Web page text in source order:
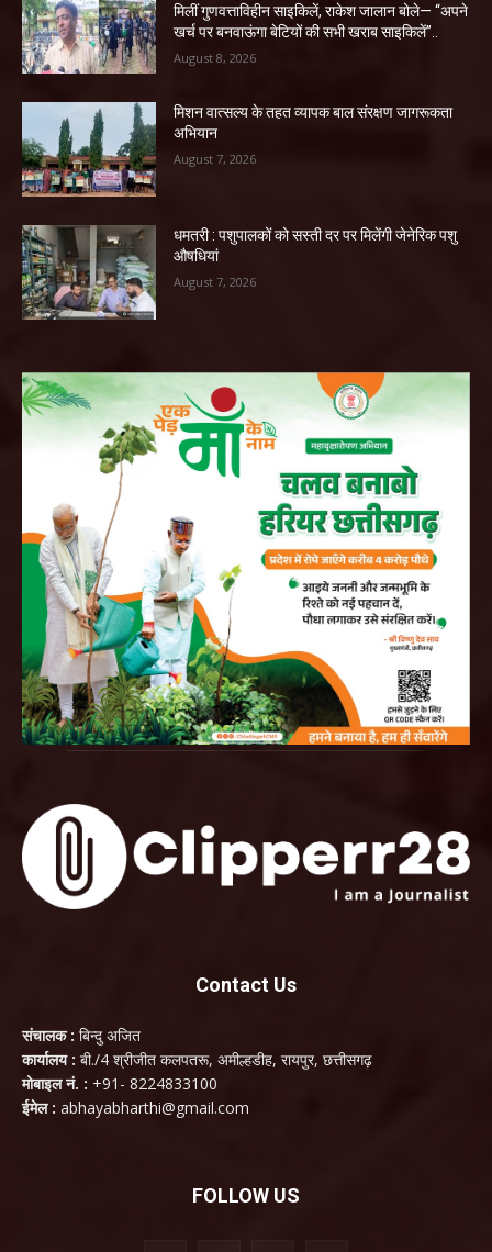
मिलीं गुणवत्ताविहीन साइकिलें, राकेश जालान बोले— “अपने
खर्च पर बनवाऊंगा बेटियों की सभी खराब साइकिलें”..
August 8, 2026
मिशन वात्सल्य के तहत व्यापक बाल संरक्षण जागरूकता
अभियान
August 7, 2026
धमतरी : पशुपालकों को सस्ती दर पर मिलेंगी जेनेरिक पशु
औषधियां
August 7, 2026
Contact Us
संचालक : बिन्दु अजित
कार्यालय : बी./4 श्रीजीत कलपतरू, अमील्हडीह, रायपुर, छत्तीसगढ़
मोबाइल नं. : +91- 8224833100
ईमेल : abhayabharthi@gmail.com
FOLLOW US